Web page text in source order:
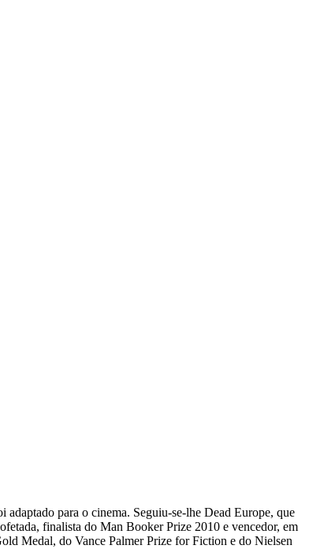
para o cinema. Seguiu-se-lhe Dead Europe, que
finalista do Man Booker Prize 2010 e vencedor, em
Medal, do Vance Palmer Prize for Fiction e do Nielsen